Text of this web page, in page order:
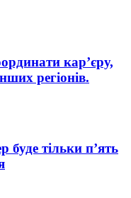
кар’єру,
регіонів.
буде тільки п’ять